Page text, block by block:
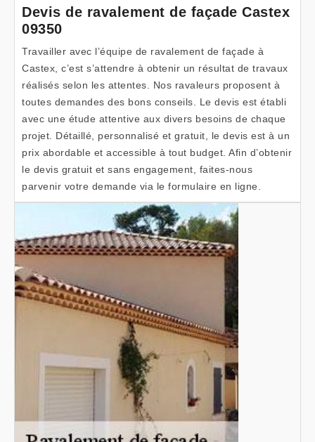
Devis de ravalement de façade Castex
09350
Travailler avec l’équipe de ravalement de façade à
Castex, c’est s’attendre à obtenir un résultat de travaux
réalisés selon les attentes. Nos ravaleurs proposent à
toutes demandes des bons conseils. Le devis est établi
avec une étude attentive aux divers besoins de chaque
projet. Détaillé, personnalisé et gratuit, le devis est à un
prix abordable et accessible à tout budget. Afin d’obtenir
le devis gratuit et sans engagement, faites-nous
parvenir votre demande via le formulaire en ligne.